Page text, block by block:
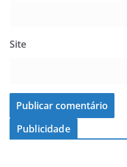
Site
Publicidade